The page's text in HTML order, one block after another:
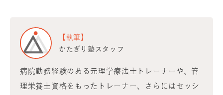
【執筆】
かたぎり塾スタッフ
病院勤務経験のある元理学療法士トレーナーや、管
理栄養士資格をもったトレーナー、さらにはセッシ